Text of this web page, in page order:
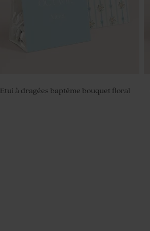
Etui à dragées baptême bouquet floral